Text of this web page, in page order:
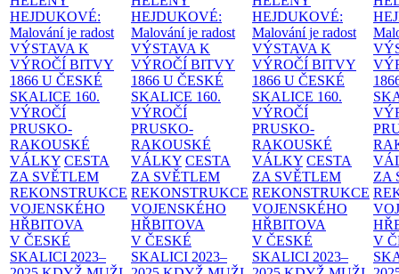
HEJDUKOVÉ:
Malování je radost
VÝSTAVA K
VÝROČÍ BITVY
1866 U ČESKÉ
SKALICE 160.
VÝROČÍ
PRUSKO-
RAKOUSKÉ
VÁLKY CESTA
ZA SVĚTLEM
REKONSTRUKCE
VOJENSKÉHO
HŘBITOVA
V ČESKÉ
SKALICI 2023–
HEJDUKOVÉ:
Malování je radost
VÝSTAVA K
VÝROČÍ BITVY
1866 U ČESKÉ
SKALICE 160.
VÝROČÍ
PRUSKO-
RAKOUSKÉ
VÁLKY CESTA
ZA SVĚTLEM
REKONSTRUKCE
VOJENSKÉHO
HŘBITOVA
V ČESKÉ
SKALICI 2023–
HEJDUKOVÉ:
Malování je radost
VÝSTAVA K
VÝROČÍ BITVY
1866 U ČESKÉ
SKALICE 160.
VÝROČÍ
PRUSKO-
RAKOUSKÉ
VÁLKY CESTA
ZA SVĚTLEM
REKONSTRUKCE
VOJENSKÉHO
HŘBITOVA
V ČESKÉ
SKALICI 2023–
ZA
V